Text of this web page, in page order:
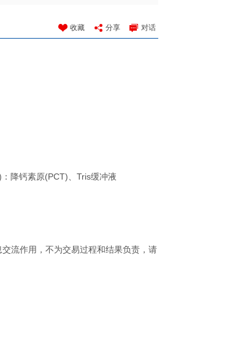
收藏 分享 对话
降钙素原(PCT)、Tris缓冲液
流作用，不为交易过程和结果负责，请